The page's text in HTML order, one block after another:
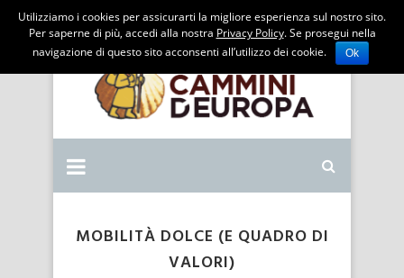
MOBILITÀ DOLCE (E QUADRO DI
VALORI)
Utilizziamo i cookies per assicurarti la migliore esperienza sul nostro sito.
Per saperne di più, accedi alla nostra Privacy Policy. Se prosegui nella
navigazione di questo sito acconsenti all’utilizzo dei cookie.
Ok